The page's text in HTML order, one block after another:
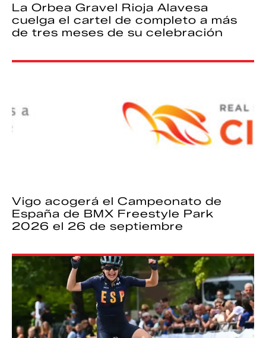
La Orbea Gravel Rioja Alavesa
cuelga el cartel de completo a más
de tres meses de su celebración
Vigo acogerá el Campeonato de
España de BMX Freestyle Park
2026 el 26 de septiembre